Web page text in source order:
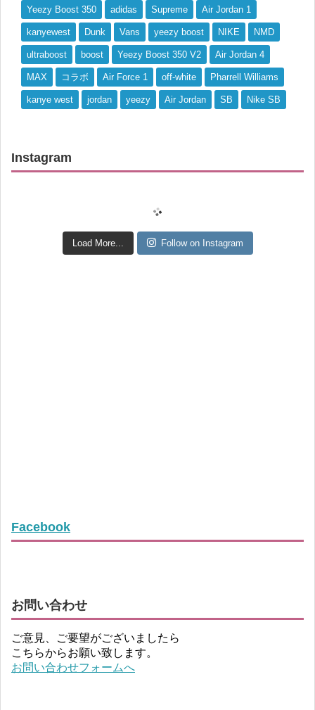
Yeezy Boost 350 adidas Supreme Air Jordan 1
kanyewest Dunk Vans yeezy boost NIKE NMD
ultraboost boost Yeezy Boost 350 V2 Air Jordan 4
MAX コラボ Air Force 1 off-white Pharrell Williams
kanye west jordan yeezy Air Jordan SB Nike SB
Instagram
Load More... Follow on Instagram
Facebook
お問い合わせ
ご意見、ご要望がございましたら
こちらからお願い致します。
お問い合わせフォームへ